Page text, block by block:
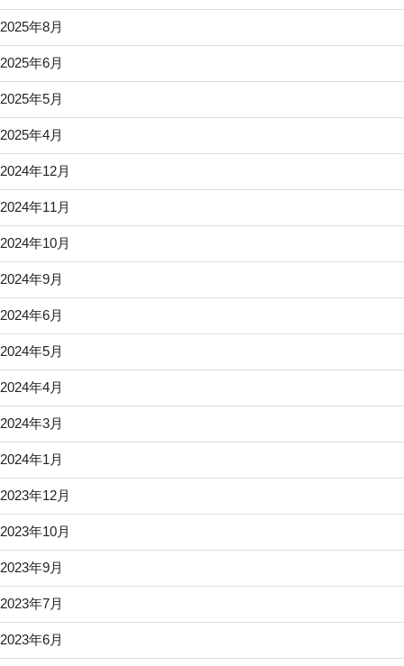
2025年8月
2025年6月
2025年5月
2025年4月
2024年12月
2024年11月
2024年10月
2024年9月
2024年6月
2024年5月
2024年4月
2024年3月
2024年1月
2023年12月
2023年10月
2023年9月
2023年7月
2023年6月